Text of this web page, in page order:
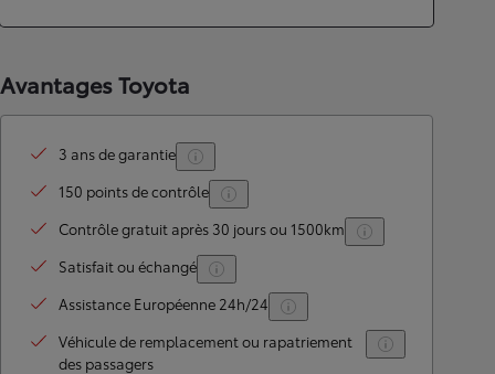
Avantages Toyota
3 ans de garantie
150 points de contrôle
Contrôle gratuit après 30 jours ou 1500km
Satisfait ou échangé
Assistance Européenne 24h/24
Véhicule de remplacement ou rapatriement
des passagers